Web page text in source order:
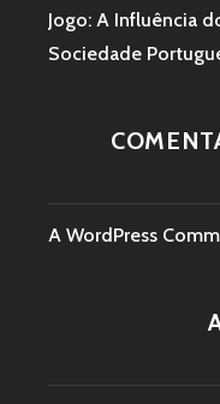
Jogo: A Influência
Sociedade
A WordPress